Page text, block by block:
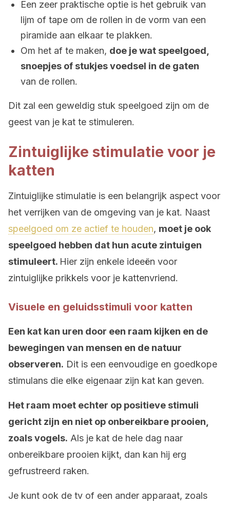
Een zeer praktische optie is het gebruik van
lijm of tape om de rollen in de vorm van een
piramide aan elkaar te plakken.
Om het af te maken, doe je wat speelgoed,
snoepjes of stukjes voedsel in de gaten
van de rollen.
Dit zal een geweldig stuk speelgoed zijn om de
geest van je kat te stimuleren.
Zintuiglijke stimulatie voor je
katten
Zintuiglijke stimulatie is een belangrijk aspect voor
het verrijken van de omgeving van je kat. Naast
speelgoed om ze actief te houden, moet je ook
speelgoed hebben dat hun acute zintuigen
stimuleert. Hier zijn enkele ideeën voor
zintuiglijke prikkels voor je kattenvriend.
Visuele en geluidsstimuli voor katten
Een kat kan uren door een raam kijken en de
bewegingen van mensen en de natuur
observeren. Dit is een eenvoudige en goedkope
stimulans die elke eigenaar zijn kat kan geven.
Het raam moet echter op positieve stimuli
gericht zijn en niet op onbereikbare prooien,
zoals vogels. Als je kat de hele dag naar
onbereikbare prooien kijkt, dan kan hij erg
gefrustreerd raken.
Je kunt ook de tv of een ander apparaat, zoals